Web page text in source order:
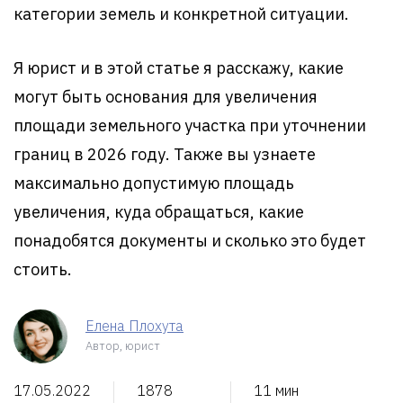
категории земель и конкретной ситуации.
Я юрист и в этой статье я расскажу, какие
могут быть основания для увеличения
площади земельного участка при уточнении
границ в 2026 году. Также вы узнаете
максимально допустимую площадь
увеличения, куда обращаться, какие
понадобятся документы и сколько это будет
стоить.
Елена Плохута
Автор, юрист
17.05.2022 1878 11 мин